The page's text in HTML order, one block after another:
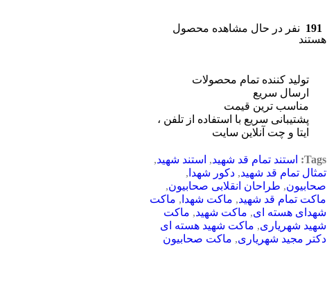
191 نفر در حال مشاهده محصول
هستند
تولید کننده تمام محصولات
ارسال سریع
مناسب ترین قیمت
پشتیبانی سریع با استفاده از تلفن ،
ایتا و چت آنلاین سایت
Tags: استند تمام قد شهید, استند شهید,
تمثال تمام قد شهید, دکور شهدا ,
صحابیون, طراحان انقلابی صحابیون,
ماکت تمام قد شهید, ماکت شهدا , ماکت
شهدای هسته ای, ماکت شهید, ماکت
شهید شهریاری, ماکت شهید هسته ای
دکتر مجید شهریاری, ماکت صحابیون